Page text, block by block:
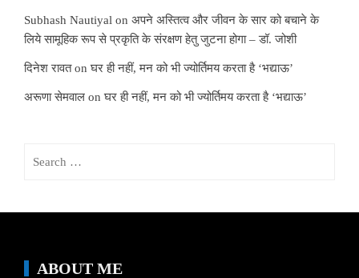
Subhash Nautiyal on अपने अस्तित्व और जीवन के सार को बचाने के
लिये सामूहिक रूप से प्रकृति के संरक्षण हेतु जुटना होगा – डॉ. जोशी
दिनेश रावतonघर ही नहीं, मन को भी ज्योर्तिमय करता है ‘भद्याऊ’
अरूणा सेमवाल onघर ही नहीं, मन को भी ज्योर्तिमय करता है ‘भद्याऊ’
ABOUT ME